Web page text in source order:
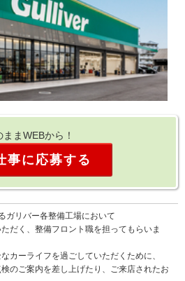
ままWEBから！
事に応募する
ガリバー各整備工場において
だく、整備フロント職を担ってもらいま
カーライフを過ごしていただくために、
のご案内を差し上げたり、ご来店されたお